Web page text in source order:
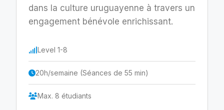
dans la culture uruguayenne à travers un
engagement bénévole enrichissant.
Level 1-8
20h/semaine (Séances de 55 min)
Max. 8 étudiants